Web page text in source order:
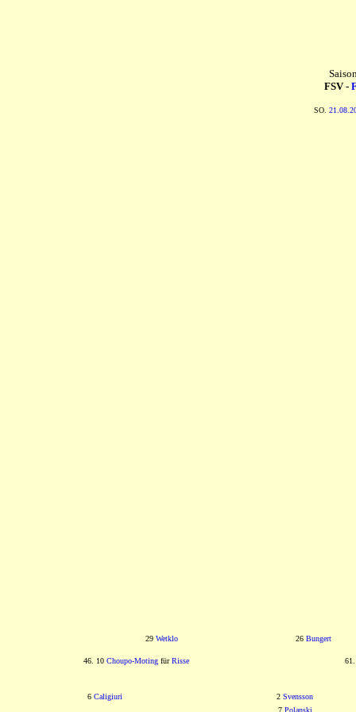
FSV -
SO.
29 Wetklo 26 Bungert
46. 10 Choupo-MotingfürRisse
6 Caligiuri 2 Svensson
7 Polanski